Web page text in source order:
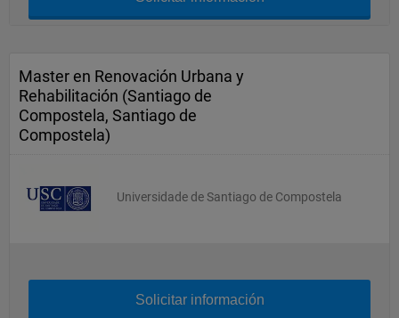
Master en Renovación Urbana y
Rehabilitación (Santiago de
Compostela, Santiago de
Compostela)
Universidade de Santiago de Compostela
Solicitar información